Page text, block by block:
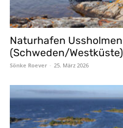
Naturhafen Ussholmen
(Schweden/Westküste)
Sönke Roever - 25. März 2026